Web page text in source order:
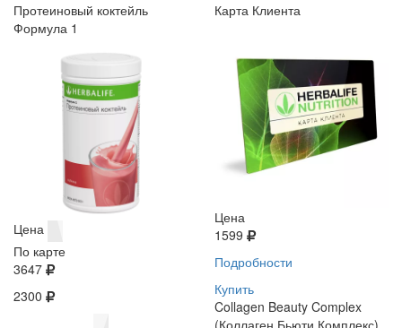
Протеиновый коктейль
Формула 1
Цена
По карте
3647
2300
Карта Клиента
Цена
1599
Подробности
Купить
Collagen Beauty Complex